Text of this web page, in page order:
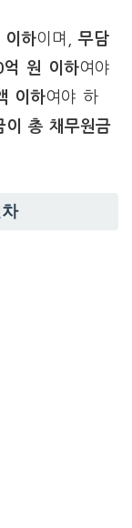
이하이며, 무담
억 원 이하여야
이하여야 하
이 총 채무원금